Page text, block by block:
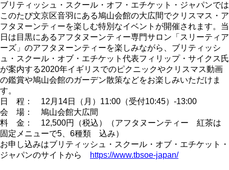
ブリティッシュ・スクール・オフ・エチケット・ジャパンでは
このたび文京区音羽にある鳩山会館の大広間でクリスマス・ア
フタヌーンティーを楽しむ特別なイベントが開催されます。当
日は目黒にあるアフタヌーンティー専門サロン「スリーティア
ーズ」のアフタヌーンティーを楽しみながら、ブリティッシ
ュ・スクール・オブ・エチケット代表フィリップ・サイクス氏
が案内する2020年イギリスでのピクニックやクリスマス動画
の鑑賞や鳩山会館のガーデン散策などをお楽しみいただけま
す。
日 程： 12月14日（月）11:00（受付10:45）-13:00
会 場： 鳩山会館大広間
料 金： 12,500円（税込）（アフタヌーンティー 紅茶は
固定メニューで5、6種類 込み）
お申し込みはブリティッシュ・スクール・オブ・エチケット・
ジャパンのサイトから
https://www.tbsoe-japan/